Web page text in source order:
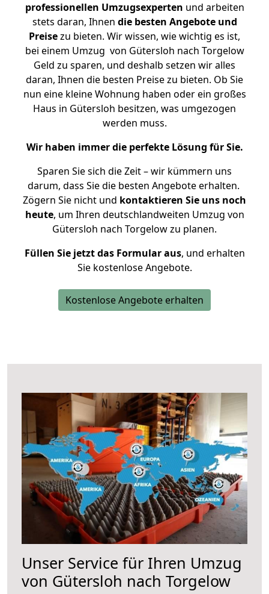
professionellen Umzugsexperten und arbeiten
stets daran, Ihnen die besten Angebote und
Preisezu bieten. Wir wissen, wie wichtig es ist,
bei einem Umzug von Gütersloh nach Torgelow
Geld zu sparen, und deshalb setzen wir alles
daran, Ihnen die besten Preise zu bieten. Ob Sie
nun eine kleine Wohnung haben oder ein großes
Haus in Gütersloh besitzen, was umgezogen
werden muss.
Wir haben immer die perfekte Lösung für Sie.
Sparen Sie sich die Zeit – wir kümmern uns
darum, dass Sie die besten Angebote erhalten.
Zögern Sie nicht und kontaktieren Sie uns noch
heute, um Ihren deutschlandweiten Umzug von
Gütersloh nach Torgelow zu planen.
Füllen Sie jetzt das Formular aus, und erhalten
Sie kostenlose Angebote.
Kostenlose Angebote erhalten
Unser Service für Ihren Umzug
von Gütersloh nach Torgelow